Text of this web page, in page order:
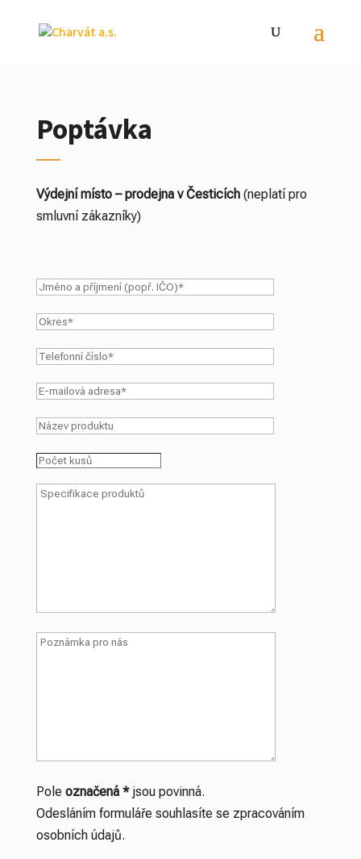
Poptávka
Výdejní místo – prodejna v Česticích(neplatí pro
smluvní zákazníky)
Pole označená *jsou povinná.
Odesláním formuláře souhlasíte se zpracováním
osobních údajů.